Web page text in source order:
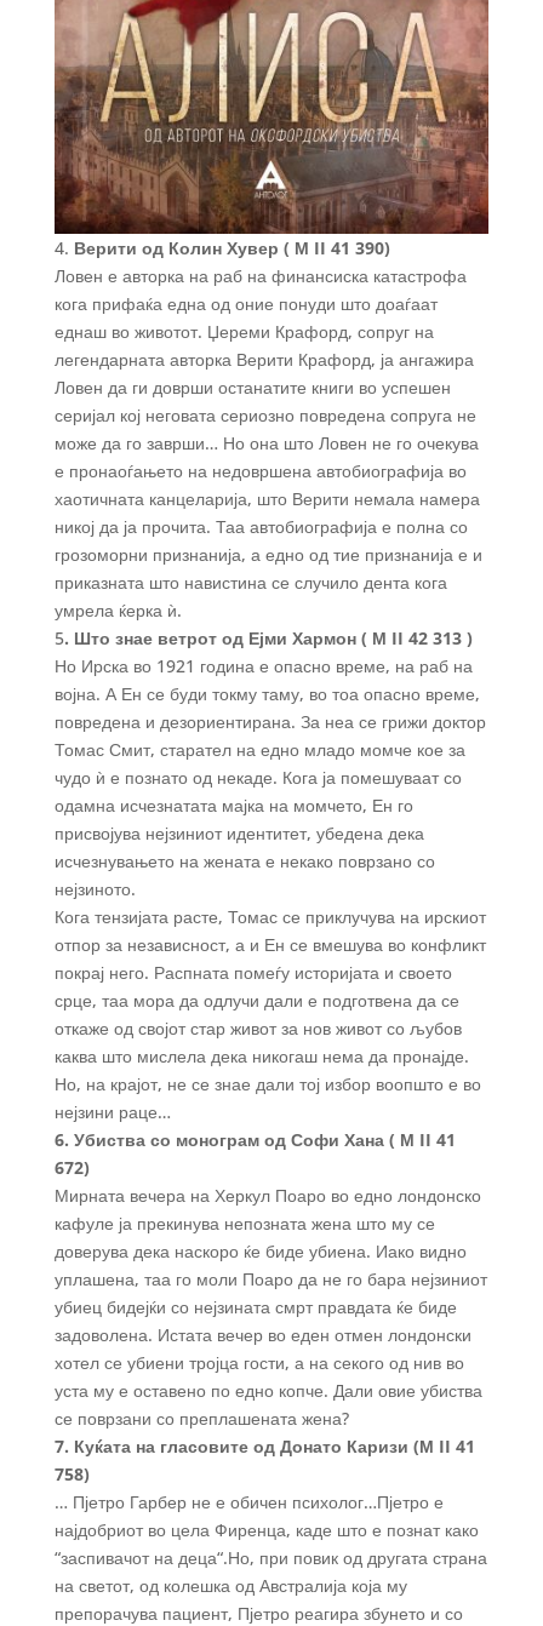
4. Верити од Колин Хувер ( М II 41 390)
Ловен е авторка на раб на финансиска катастрофа
кога прифаќа една од оние понуди што доаѓаат
еднаш во животот. Џереми Крафорд, сопруг на
легендарната авторка Верити Крафорд, ја ангажира
Ловен да ги доврши останатите книги во успешен
серијал кој неговата сериозно повредена сопруга не
може да го заврши… Но она што Ловен не го очекува
е пронаоѓањето на недовршена автобиографија во
хаотичната канцеларија, што Верити немала намера
никој да ја прочита. Таа автобиографија е полна со
грозоморни признанија, а едно од тие признанија е и
приказната што навистина се случило дента кога
умрела ќерка ѝ.
5. Што знае ветрот од Ејми Хармон ( М II 42 313 )
Но Ирска во 1921 година е опасно време, на раб на
војна. А Ен се буди токму таму, во тоа опасно време,
повредена и дезориентирана. За неа се грижи доктор
Томас Смит, старател на едно младо момче кое за
чудо ѝ е познато од некаде. Кога ја помешуваат со
одамна исчезнатата мајка на момчето, Ен го
присвојува нејзиниот идентитет, убедена дека
исчезнувањето на жената е некако поврзано со
нејзиното.
Кога тензијата расте, Томас се приклучува на ирскиот
отпор за независност, а и Ен се вмешува во конфликт
покрај него. Распната помеѓу историјата и своето
срце, таа мора да одлучи дали е подготвена да се
откаже од својот стар живот за нов живот со љубов
каква што мислела дека никогаш нема да пронајде.
Но, на крајот, не се знае дали тој избор воопшто е во
нејзини раце…
6. Убиства со монограм од Софи Хана ( М II 41
672)
Мирната вечера на Херкул Поаро во едно лондонско
кафуле ја прекинува непозната жена што му се
доверува дека наскоро ќе биде убиена. Иако видно
уплашена, таа го моли Поаро да не го бара нејзиниот
убиец бидејќи со нејзината смрт правдата ќе биде
задоволена. Истата вечер во еден отмен лондонски
хотел се убиени тројца гости, а на секого од нив во
уста му е оставено по едно копче. Дали овие убиства
се поврзани со преплашената жена?
7. Куќата на гласовите од Донато Каризи (М II 41
758)
… Пјетро Гарбер не е обичен психолог…Пјетро е
најдобриот во цела Фиренца, каде што е познат како
“заспивачот на деца“.Но, при повик од другата страна
на светот, од колешка од Австралија која му
препорачува пациент, Пјетро реагира збунето и со